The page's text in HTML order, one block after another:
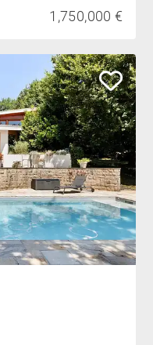
1,750,000 €